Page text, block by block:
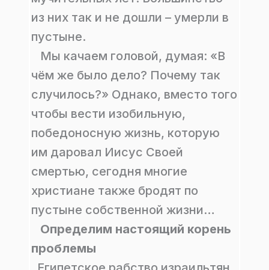
из них так и не дошли – умерли в
пустыне.
Мы качаем головой, думая: «В
чём же было дело? Почему так
случилось?» Однако, вместо того
чтобы вести изобильную,
победоносную жизнь, которую
им даровал Иисус Своей
смертью, сегодня многие
христиане также бродят по
пустыне собственной жизни…
Определим настоящий корень
проблемы